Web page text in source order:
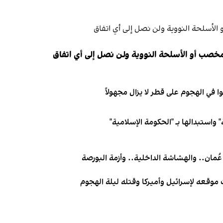
أو الأسلحة النووية ولن نصل إلى أي اتفاق
بـ "الحكومة الإسلامية"
والهشاشة الداخلية.. وأزمة البورصة
لإسرائيل وأميركا وقتله ليلة الهجوم